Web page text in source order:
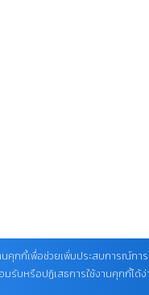
นคุกกี้เพื่อช่วยเพิ่มประสบการณ์การ
รับหรือปฏิเสธการใช้งานคุกกี้ได้ง่